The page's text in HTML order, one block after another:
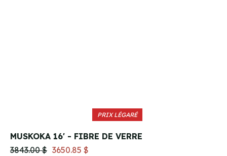
PRIX LÉGARÉ
MUSKOKA 16' - FIBRE DE VERRE
3843.00 $ 3650.85 $